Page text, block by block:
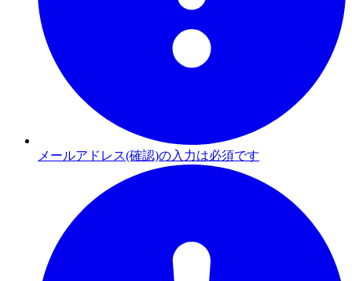
メールアドレス(確認)の入力は必須です